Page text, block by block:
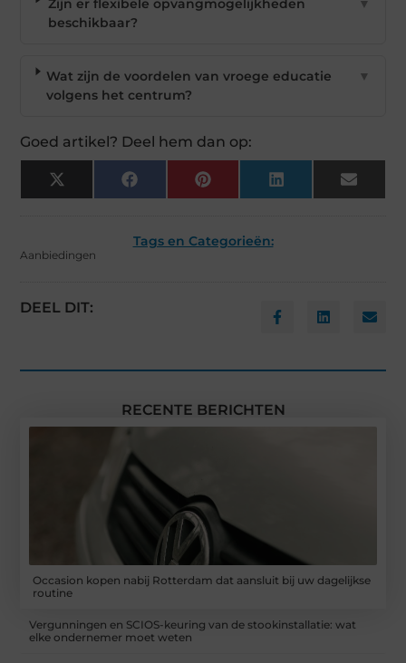
Zijn er flexibele opvangmogelijkheden
beschikbaar?
▼
Wat zijn de voordelen van vroege educatie
volgens het centrum?
▼
Goed artikel? Deel hem dan op:
X
(Twitter)
Facebook Pinterest LinkedIn Email
Tags en Categorieën:
Aanbiedingen
DEEL DIT:
RECENTE BERICHTEN
Occasion kopen nabij Rotterdam dat aansluit bij uw dagelijkse
routine
Vergunningen en SCIOS-keuring van de stookinstallatie: wat
elke ondernemer moet weten